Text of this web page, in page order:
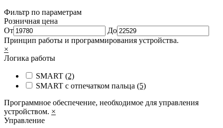
Фильтр по параметрам
Розничная цена
От
До
Принцип работы и программирования устройства.
×
Логика работы
SMART (2)
SMART с отпечатком пальца (5)
Программное обеспечение, необходимое для управления
устройством. ×
Управление